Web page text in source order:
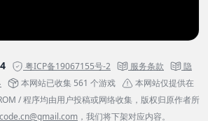
粤ICP备19067155号-2 服务条款
隐
本网站已收集 561 个游戏
本网站仅提供在
/ 程序均由用户投稿或网络收集，版权归原作者所
，我们将下架对应内容。